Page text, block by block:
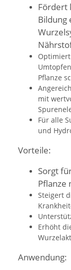
Fördert
Bildung
Pflanze
mit
Für alle
und
Vorteile:
Sorgt
Pflanze
Steigert
Erhöht
Anwendung: